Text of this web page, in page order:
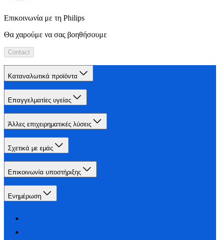
Επικοινωνία με τη Philips
Θα χαρούμε να σας βοηθήσουμε
Contact
Καταναλωτικά προϊόντα
Επαγγελματίες υγείας
Άλλες επιχειρηματικές λύσεις
Σχετικά με εμάς
Επικοινωνία υποστήριξης
Ενημέρωση